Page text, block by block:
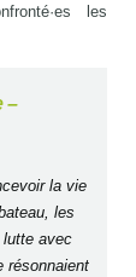
les
–
la vie
les
lutte avec
résonnaient